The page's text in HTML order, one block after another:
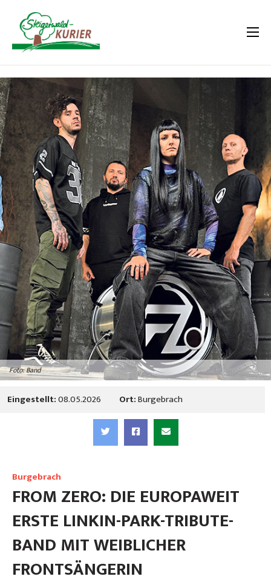
Foto: Band
Eingestellt:08.05.2026 Ort:Burgebrach
Burgebrach
FROM ZERO: DIE EUROPAWEIT
ERSTE LINKIN-PARK-TRIBUTE-
BAND MIT WEIBLICHER
FRONTSÄNGERIN